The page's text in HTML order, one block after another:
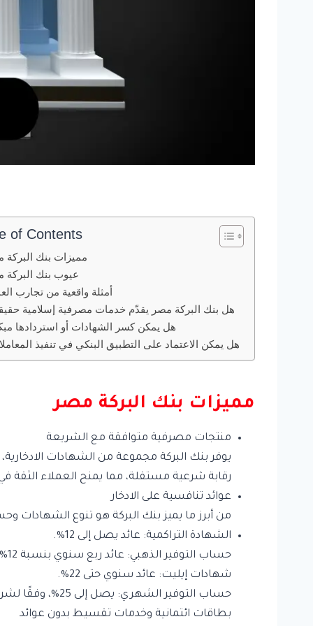
of Contents
مميزات بنك البركة
عيوب بنك البركة
أمثلة واقعية من تجارب
هل بنك البركة مصر يقدّم خدمات مصرفية إسلامية
هل يمكن كسر الشهادات أو استردادها
هل يمكن الاعتماد على التطبيق البنكي في تنفيذ
مميزات بنك البركة مصر
منتجات مصرفية متوافقة مع الشريعة
يوفر بنك البركة مجموعة من الشهادات
رقابة شرعية مستقلة، مما يمنح العملاء الثقة
عوائد تنافسية على الادخار
من أبرز ما يميز بنك البركة هو تنوع الشهادات
الشهادة التراكمية: عائد يصل إلى 12%.
حساب التوفير الذهبي: عائد ربع سنوي بنسبة 12%.
شهادات إيليت: عائد سنوي حتى 22%.
حساب التوفير الشهري: يصل إلى 25%، وفقًا لشروط محددة.
بطاقات ائتمانية وخدمات تقسيط بدون عوائد